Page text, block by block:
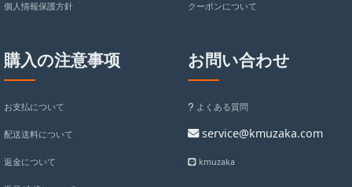
個人情報保護方針 クーポンについて
購入の注意事项
お支払について
配送送料について
返金について
お問い合わせ
よくある質問
service@kmuzaka.com
kmuzaka